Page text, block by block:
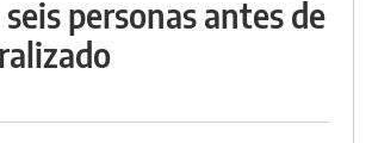
personas antes de